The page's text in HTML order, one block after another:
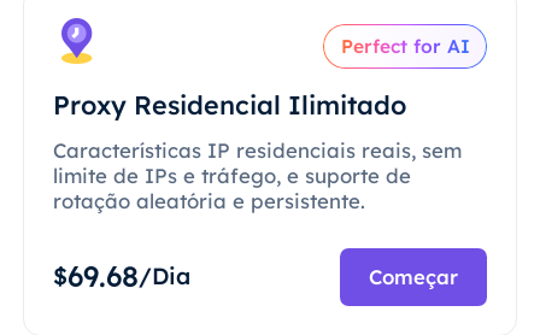
Perfect for AI
Proxy Residencial Ilimitado
Características IP residenciais reais, sem
limite de IPs e tráfego, e suporte de
rotação aleatória e persistente.
$69.68/Dia Começar